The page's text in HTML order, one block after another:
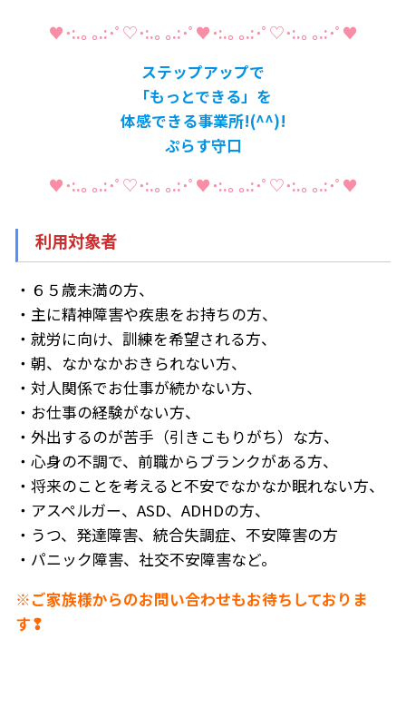
♥･:.｡ ｡.:･ﾟ♡･:.｡ ｡.:･ﾟ♥･:.｡ ｡.:･ﾟ♡･:.｡ ｡.:･ﾟ♥
ステップアップで
「もっとできる」を
体感できる事業所!(^^)!
ぷらす守口
♥･:.｡ ｡.:･ﾟ♡･:.｡ ｡.:･ﾟ♥･:.｡ ｡.:･ﾟ♡･:.｡ ｡.:･ﾟ♥
利用対象者
・６５歳未満の方、
・主に精神障害や疾患をお持ちの方、
・就労に向け、訓練を希望される方、
・朝、なかなかおきられない方、
・対人関係でお仕事が続かない方、
・お仕事の経験がない方、
・外出するのが苦手（引きこもりがち）な方、
・心身の不調で、前職からブランクがある方、
・将来のことを考えると不安でなかなか眠れない方、
・アスペルガー、ASD、ADHDの方、
・うつ、発達障害、統合失調症、不安障害の方
・パニック障害、社交不安障害など。
※ご家族様からのお問い合わせもお待ちしておりま
す❢